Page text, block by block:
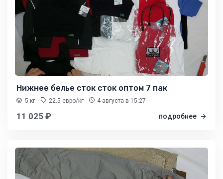
Нижнее белье сток сток оптом 7 пак
5 кг 22.5 евро/кг 4 августа в 15:27
11 025 ₽ подробнее